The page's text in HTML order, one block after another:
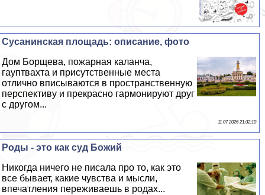
Сусанинская площадь: описание, фото
Дом Борщева, пожарная каланча,
гауптвахта и присутственные места
отлично вписываются в прострaнcтвенную
перспективу и прекрасно гармонируют друг
с другом...
11 07 2026 21:32:10
Роды - это как суд Божий
Никогда ничего не писала про то, как это
все бывает, какие чувства и мысли,
впечатления переживаешь в родах...